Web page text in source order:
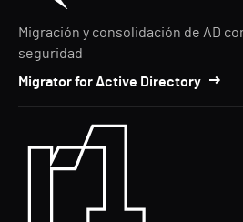
Migración y consolidación de AD
seguridad
Migrator for Active Directory